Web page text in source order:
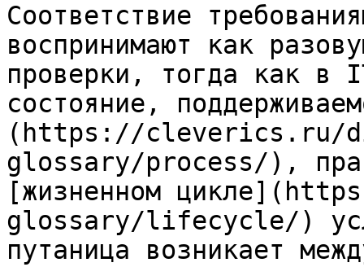
Соответствие
воспринимают как
проверки, тогда как в
состояние,
(https://cleverics.ru/
glossary/process/),
[жизненном
glossary/lifecycle/)
путаница возникает